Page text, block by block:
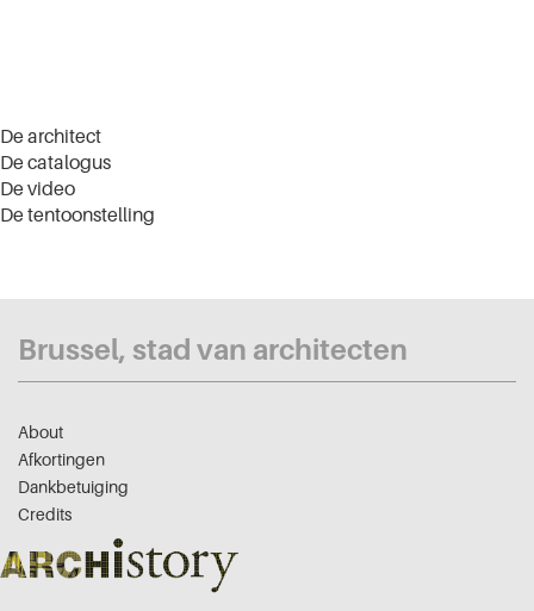
De architect
De catalogus
De video
De tentoonstelling
Brussel, stad van architecten
About
Afkortingen
Dankbetuiging
Credits